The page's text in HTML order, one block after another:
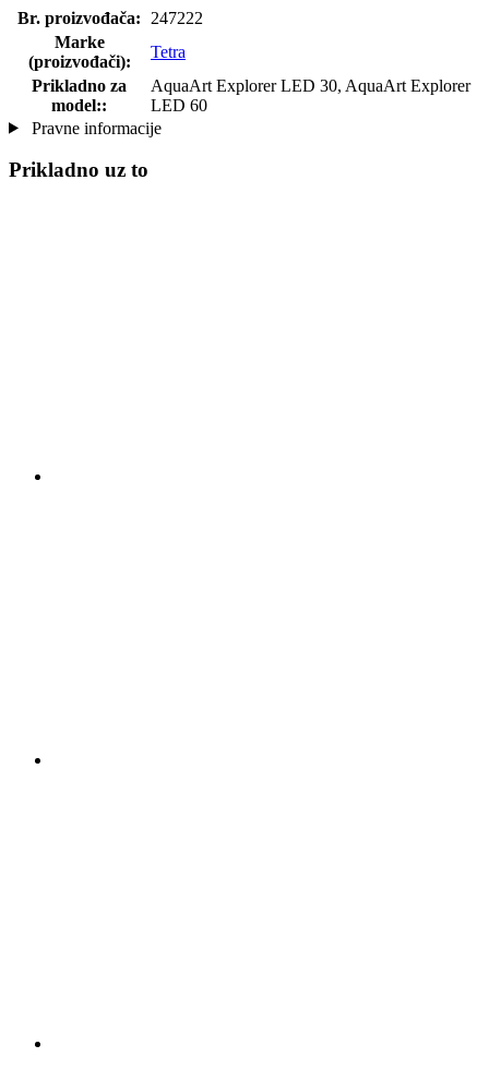
Br. proizvođača:
247222
Marke
(proizvođači):
Tetra
Prikladno za
model::
AquaArt Explorer LED 30, AquaArt Explorer
LED 60
Pravne informacije
Prikladno uz to